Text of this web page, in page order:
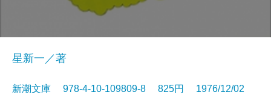
星新一／著
新潮文庫 978-4-10-109809-8 825円 1976/12/02